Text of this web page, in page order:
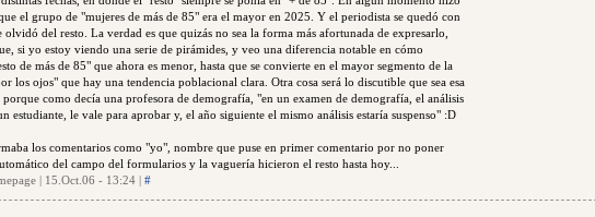
el grupo de "mujeres de más de 85" era el mayor en 2025. Y el periodista se quedó con
olvidó del resto. La verdad es que quizás no sea la forma más afortunada de expresarlo,
si yo estoy viendo una serie de pirámides, y veo una diferencia notable en cómo
de más de 85" que ahora es menor, hasta que se convierte en el mayor segmento de la
los ojos" que hay una tendencia poblacional clara. Otra cosa será lo discutible que sea esa
como decía una profesora de demografía, "en un examen de demografía, el análisis
estudiante, le vale para aprobar y, el año siguiente el mismo análisis estaría suspenso" :D
los comentarios como "yo", nombre que puse en primer comentario por no poner
del campo del formularios y la vaguería hicieron el resto hasta hoy...
| 15.Oct.06 - 13:24 | #